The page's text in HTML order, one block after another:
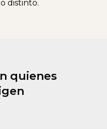
distinto.
quienes